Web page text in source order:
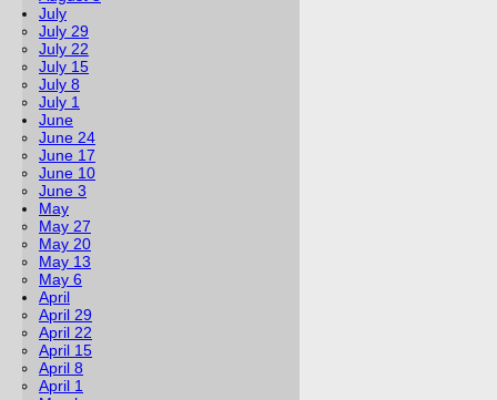
July
July 29
July 22
July 15
July 8
July 1
June
June 24
June 17
June 10
June 3
May
May 27
May 20
May 13
May 6
April
April 29
April 22
April 15
April 8
April 1